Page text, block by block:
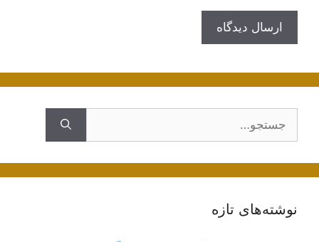
نوشته‌های تازه